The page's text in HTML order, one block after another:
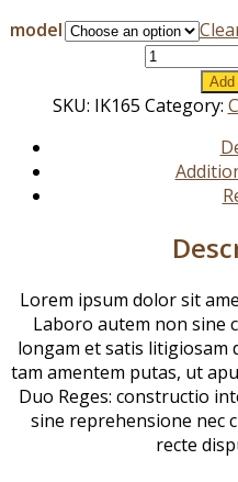
model
The
Twirling
Car
Add
SKU: IK165 Category:
Lorem ipsum dolor sit
Laboro autem non sine
longam et satis litigiosam
tam amentem putas, ut
Duo Reges: constructio
sine reprehensione nec
recte